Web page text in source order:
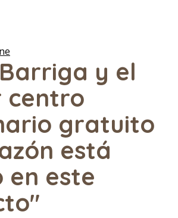
y el
centro
gratuito
está
en este